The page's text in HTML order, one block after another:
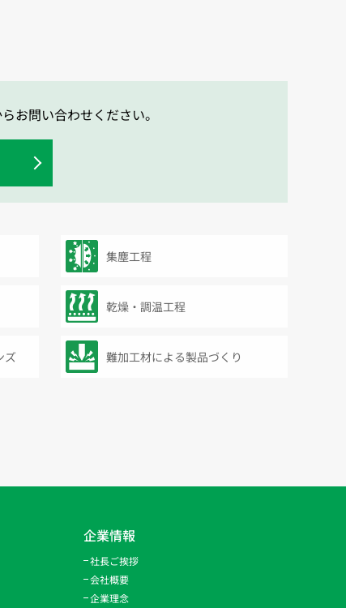
お問い合わせください。
集塵工程
乾燥・調温工程
ズ 難加工材による製品づくり
企業情報
社長ご挨拶
会社概要
企業理念